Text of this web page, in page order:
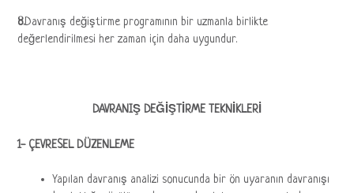
8.Davranış değiştirme programının bir uzmanla birlikte
değerlendirilmesi her zaman için daha uygundur.
DAVRANIŞ DEĞİŞTİRME TEKNİKLERİ
1- ÇEVRESEL DÜZENLEME
Yapılan davranış analizi sonucunda bir ön uyaranın davranışı